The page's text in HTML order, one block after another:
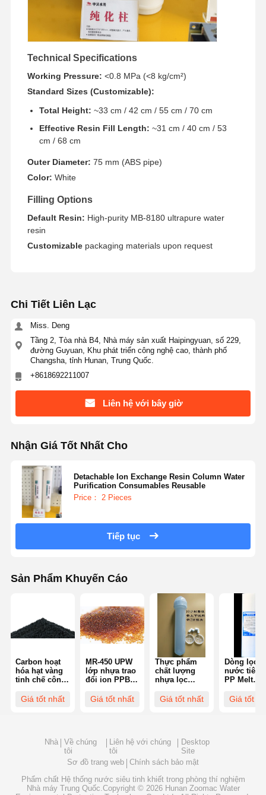
Tham Quan
Kiểm Soát
Liên Hệ Tin Tức
Hợp
Giá
Hệ thống nước siêu tinh khiết trong phòng thí nghiệm
Hệ thống lọc nước công nghiệp
Máy nước khử ion
Các sản phẩm tiêu thụ tinh khiết nước
Technical Specifications
Working Pressure: <0.8 MPa (<8 kg/cm²)
Standard Sizes (Customizable):
Total Height: ~33 cm / 42 cm / 55 cm / 70 cm
Effective Resin Fill Length: ~31 cm / 40 cm / 53
cm / 68 cm
Outer Diameter: 75 mm (ABS pipe)
Color: White
Filling Options
Default Resin: High-purity MB-8180 ultrapure water
resin
Customizablepackaging materials upon request
Chi Tiết Liên Lạc
Miss. Deng
Tầng 2, Tòa nhà B4, Nhà máy sản xuất Haipingyuan, số 229,
đường Guyuan, Khu phát triển công nghệ cao, thành phố
Changsha, tỉnh Hunan, Trung Quốc.
+8618692211007
Liên hệ với bây giờ
Nhận Giá Tốt Nhất Cho
Detachable Ion Exchange Resin Column Water
Purification Consumables Reusable
Price： 2 Pieces
Tiếp tục
Sản Phẩm Khuyến Cáo
Carbon hoạt
hóa hạt vàng
tinh chế công
nước
Giá tốt nhất
MR-450 UPW
lớp nhựa trao
đổi ion PPB
đặc điểm làm
Giá tốt nhất
Thực phẩm
chất lượng
nhựa lọc
Cột nhựa siêu
Giá tốt nhất
Dòng lọc
nước tiêu
PP Melt
Giá tốt
Nhà
Về chúng
tôi
Liên hệ với chúng
tôi
Desktop
Site
Sơ đồ trang web
Chính sách bảo mật
Phẩm chất Hệ thống nước siêu tinh khiết trong phòng thí nghiệm
Nhà máy Trung Quốc.Copyright © 2026 Hunan Zoomac Water